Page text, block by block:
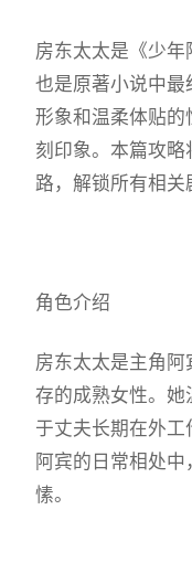
房东太太是《少年
也是原著小说中
形象和温柔体贴
刻印象。本篇攻
路，解锁所有相关
角色介绍
房东太太是主角
存的成熟女性。她
于丈夫长期在外
阿宾的日常相处
愫。